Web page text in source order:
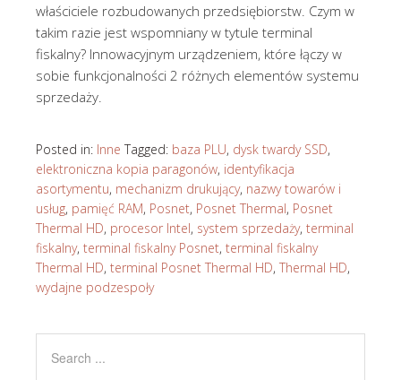
właściciele rozbudowanych przedsiębiorstw. Czym w
takim razie jest wspomniany w tytule terminal
fiskalny? Innowacyjnym urządzeniem, które łączy w
sobie funkcjonalności 2 różnych elementów systemu
sprzedaży.
Posted in: Inne Tagged: baza PLU, dysk twardy SSD,
elektroniczna kopia paragonów, identyfikacja
asortymentu, mechanizm drukujący, nazwy towarów i
usług, pamięć RAM, Posnet, Posnet Thermal, Posnet
Thermal HD, procesor Intel, system sprzedaży, terminal
fiskalny, terminal fiskalny Posnet, terminal fiskalny
Thermal HD, terminal Posnet Thermal HD, Thermal HD,
wydajne podzespoły